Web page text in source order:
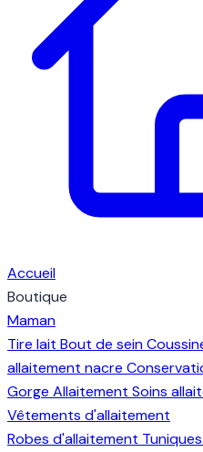
Accueil
Boutique
Maman
Tire lait Bout de sein
allaitement nacre
Gorge Allaitement Soins
Vêtements d'allaitement
Robes d'allaitement